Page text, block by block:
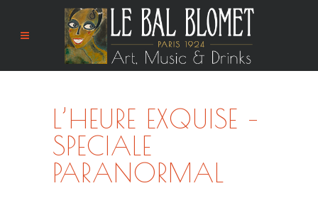
L’HEURE EXQUISE –
SPECIALE
PARANORMAL